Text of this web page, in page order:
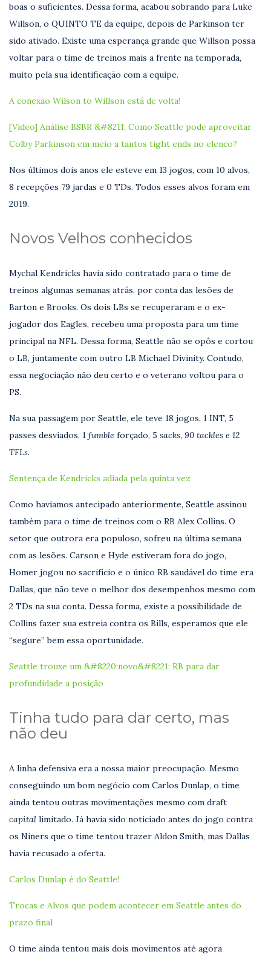
boas o suficientes. Dessa forma, acabou sobrando para Luke
Willson, o QUINTO TE da equipe, depois de Parkinson ter
sido ativado. Existe uma esperança grande que Willson possa
voltar para o time de treinos mais a frente na temporada,
muito pela sua identificação com a equipe.
A conexão Wilson to Willson está de volta!
[Vídeo] Análise BSBR &#8211; Como Seattle pode aproveitar
Colby Parkinson em meio a tantos tight ends no elenco?
Nos últimos dois anos ele esteve em 13 jogos, com 10 alvos,
8 recepções 79 jardas e 0 TDs. Todos esses alvos foram em
2019.
Novos Velhos conhecidos
Mychal Kendricks havia sido contratado para o time de
treinos algumas semanas atrás, por conta das lesões de
Barton e Brooks. Os dois LBs se recuperaram e o ex-
jogador dos Eagles, recebeu uma proposta para um time
principal na NFL. Dessa forma, Seattle não se opôs e cortou
o LB, juntamente com outro LB Michael Divinity. Contudo,
essa negociação não deu certo e o veterano voltou para o
PS.
Na sua passagem por Seattle, ele teve 18 jogos, 1 INT, 5
passes desviados, 1 fumble forçado, 5 sacks, 90 tackles e 12
TFLs.
Sentença de Kendricks adiada pela quinta vez
Como havíamos antecipado anteriormente, Seattle assinou
também para o time de treinos com o RB Alex Collins. O
setor que outrora era populoso, sofreu na última semana
com as lesões. Carson e Hyde estiveram fora do jogo,
Homer jogou no sacrifício e o único RB saudável do time era
Dallas, que não teve o melhor dos desempenhos mesmo com
2 TDs na sua conta. Dessa forma, existe a possibilidade de
Collins fazer sua estreia contra os Bills, esperamos que ele
“segure” bem essa oportunidade.
Seattle trouxe um &#8220;novo&#8221; RB para dar
profundidade a posição
Tinha tudo para dar certo, mas
não deu
A linha defensiva era a nossa maior preocupação. Mesmo
conseguindo um bom negócio com Carlos Dunlap, o time
ainda tentou outras movimentações mesmo com draft
capital limitado. Já havia sido noticiado antes do jogo contra
os Niners que o time tentou trazer Aldon Smith, mas Dallas
havia recusado a oferta.
Carlos Dunlap é do Seattle!
Trocas e Alvos que podem acontecer em Seattle antes do
prazo final
O time ainda tentou mais dois movimentos até agora